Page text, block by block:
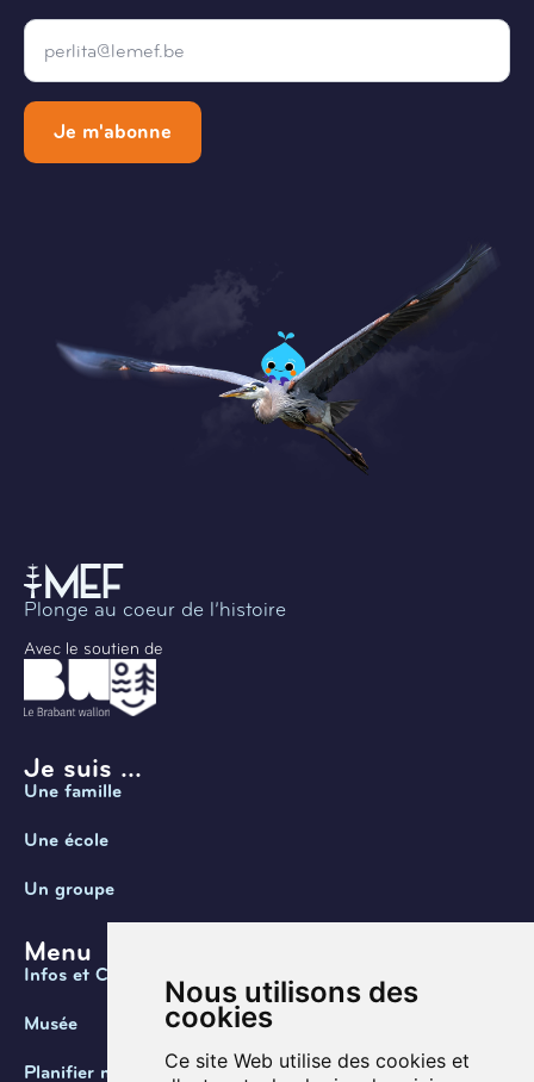
Nous utilisons des
cookies
Ce site Web utilise des cookies et
Email
Je m'abonne
Plonge au coeur de l’histoire
Avec le soutien de
Je suis ...
Une famille
Une école
Un groupe
Menu
Infos et Contact
Musée
Planifier ma visite